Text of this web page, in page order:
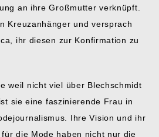
an ihre Großmutter verknüpft.
Kreuzanhänger und versprach
ihr diesen zur Konfirmation zu
weil nicht viel über Blechschmidt
sie eine faszinierende Frau in
Ihre Vision und ihr
die Mode haben nicht nur die